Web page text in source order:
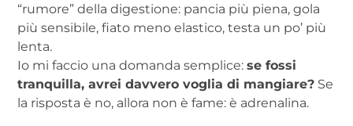
“rumore” della digestione: pancia più piena, gola
più sensibile, fiato meno elastico, testa un po’ più
lenta.
Io mi faccio una domanda semplice: se fossi
tranquilla, avrei davvero voglia di mangiare? Se
la risposta è no, allora non è fame: è adrenalina.